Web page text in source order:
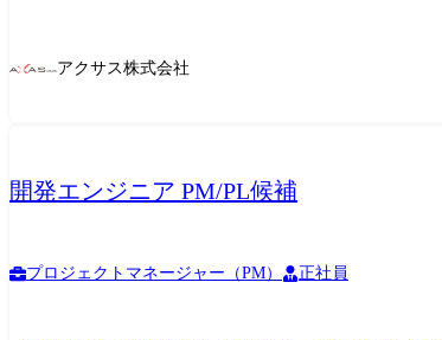
アクサス株式会社
開発エンジニア PM/PL候補
プロジェクトマネージャー（PM） 正社員